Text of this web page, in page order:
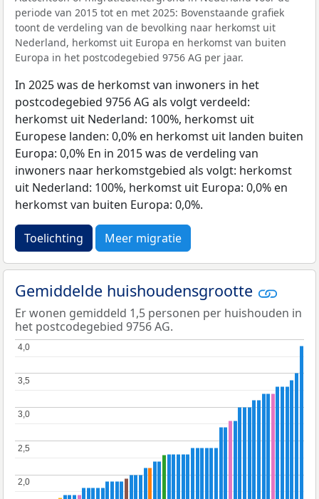
periode van 2015 tot en met 2025: Bovenstaande grafiek
toont de verdeling van de bevolking naar herkomst uit
Nederland, herkomst uit Europa en herkomst van buiten
Europa in het postcodegebied 9756 AG per jaar.
In 2025 was de herkomst van inwoners in het
postcodegebied 9756 AG als volgt verdeeld:
herkomst uit Nederland: 100%, herkomst uit
Europese landen: 0,0% en herkomst uit landen buiten
Europa: 0,0% En in 2015 was de verdeling van
inwoners naar herkomstgebied als volgt: herkomst
uit Nederland: 100%, herkomst uit Europa: 0,0% en
herkomst van buiten Europa: 0,0%.
Toelichting Meer migratie
Gemiddelde huishoudensgrootte
Er wonen gemiddeld 1,5 personen per huishouden in
het postcodegebied 9756 AG.
2,0
2,0
2,5
2,5
3,0
3,0
3,5
3,5
4,0
4,0